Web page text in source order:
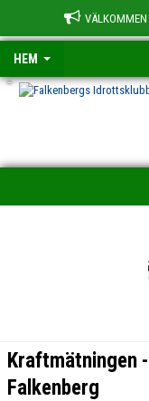
VÄLKOMMEN
HEM
-
TRÄNINGSGRUPPER
Kraftmätningen
Falkenberg